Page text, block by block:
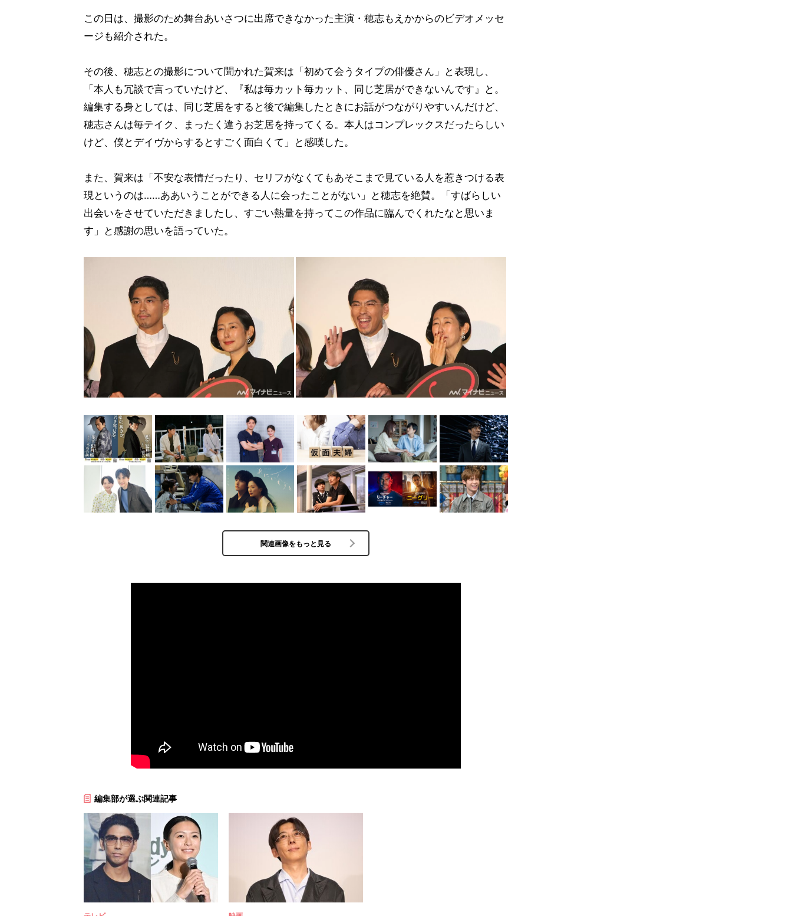
この日は、撮影のため舞台あいさつに出席できなかった主演・穂志もえかからのビデオメッセ
ージも紹介された。
その後、穂志との撮影について聞かれた賀来は「初めて会うタイプの俳優さん」と表現し、
「本人も冗談で言っていたけど、『私は毎カット毎カット、同じ芝居ができないんです』と。
編集する身としては、同じ芝居をすると後で編集したときにお話がつながりやすいんだけど、
穂志さんは毎テイク、まったく違うお芝居を持ってくる。本人はコンプレックスだったらしい
けど、僕とデイヴからするとすごく面白くて」と感嘆した。
また、賀来は「不安な表情だったり、セリフがなくてもあそこまで見ている人を惹きつける表
現というのは……ああいうことができる人に会ったことがない」と穂志を絶賛。「すばらしい
出会いをさせていただきましたし、すごい熱量を持ってこの作品に臨んでくれたなと思いま
す」と感謝の思いを語っていた。
関連画像をもっと見る
編集部が選ぶ関連記事